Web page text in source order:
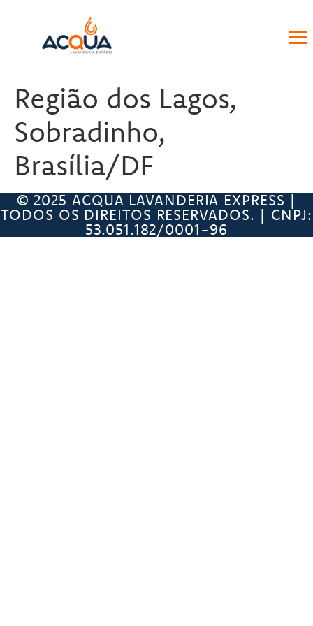
Região dos Lagos,
Sobradinho,
Brasília/DF
© 2025 ACQUA LAVANDERIA EXPRESS |
TODOS OS DIREITOS RESERVADOS. | CNPJ:
53.051.182/0001-96